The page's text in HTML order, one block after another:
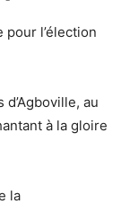
l’élection
au
à la gloire
la